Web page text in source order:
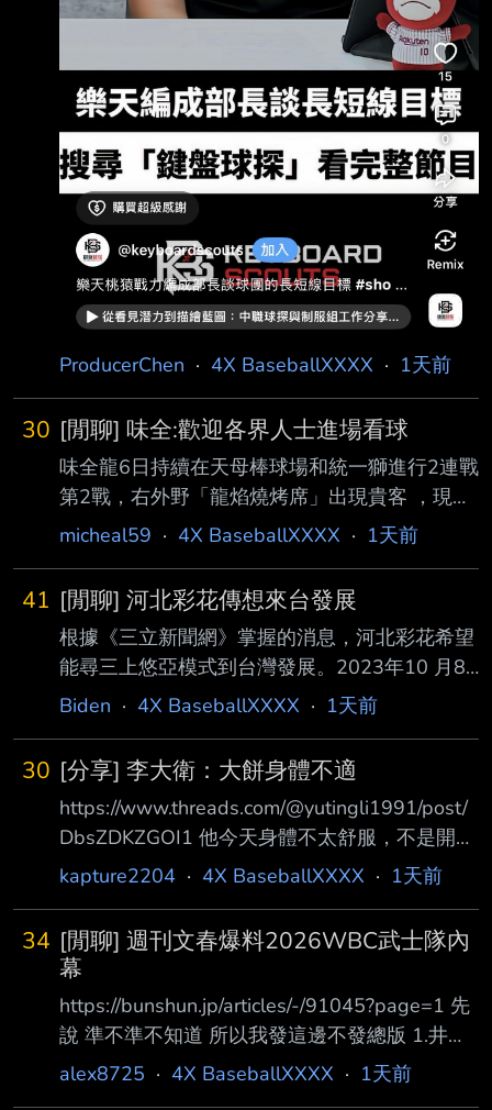
ProducerChen · 4X BaseballXXXX · 1天前
30 [閒聊] 味全:歡迎各界人士進場看球
味全龍6日持續在天母棒球場和統一獅進行2連戰
第2戰，右外野「龍焰燒烤席」出現貴客 ，現役
AV女優河北彩花帶著影音團隊到場拍攝Vlog還
河北彩花這次到球場是透過友人牽線的私人行
程，味全龍球團並不知情，但很歡 迎各界人士
進場體驗味全龍主場氛圍。 --
micheal59 · 4X BaseballXXXX · 1天前
41 [閒聊] 河北彩花傳想來台發展
根據《三立新聞網》掌握的消息，河北彩花希望
能尋三上悠亞模式到台灣發展。2023年10 月8
日三上悠亞受邀到味全龍開球，還登上應援舞台
相當敬業，但前AV女優的身分還是掀起不少討
論。以河北彩花目前的身分，要以 啦啦隊身分
登上中職應援舞台，難度相當高。 --
Biden · 4X BaseballXXXX · 1天前
30 [分享] 李大衛：大餅身體不適
https://www.threads.com/@yutingli1991/post/
DbsZDKZGOI1 他今天身體不太舒服，不是開玩
笑地那種，祝福他快點好起來！ 怕 總之不要是
kapture2204 · 4X BaseballXXXX · 1天前
34 [閒聊] 週刊文春爆料2026WBC武士隊內
幕
https://bunshun.jp/articles/-/91045?page=1 先
說 準不準不知道 所以我發這邊不發總版 1.井端
監督的溝通能力很差，連大谷都私下問隊友「他
alex8725 · 4X BaseballXXXX · 1天前